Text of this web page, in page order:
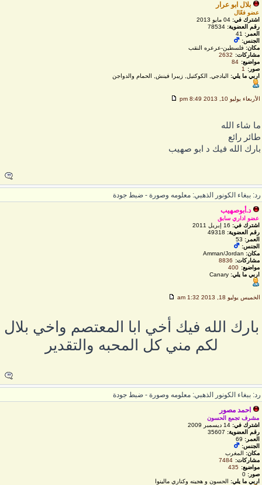
بلال ابو عرار
عضو فعّال
اشترك في:04 مايو 2013
رقم العضوية:78534
العمر: 41
الجنس:
مكان:فلسطين-عرعره النقب
مشاركات:
2632
مواضيع:
84
صور:
اربي ما يلي:البادجي, الكوكتيل, زيبرا فينش, الحمام والدواجن
الأربعاء يوليو 10, 2013 8:49 pm
شاء الله
رائع
الله فيك د ابو صهيب
ببغاء الكونور الذهبي: معلومه وصورة - ضبط جودة
د.أبوصهيب
عضو اداري سابق
اشترك في:16 إبريل 2011
رقم العضوية:49318
العمر: 53
الجنس:
مكان:Amman/Jordan
مشاركات:
8836
مواضيع:
400
اربي ما يلي:Canary
الخميس يوليو 18, 2013 1:32 am
بارك الله فيك أخي ابا المعتصم واخي بلال
لكم مني كل المحبه والتقدير
ببغاء الكونور الذهبي: معلومه وصورة - ضبط جودة
احمد مصور
مشرف تجمع الحسون
اشترك في:14 ديسمبر 2009
رقم العضوية:35607
العمر: 69
الجنس:
مكان:المغرب
مشاركات:
7484
مواضيع:
435
صور: 0
اربي ما يلي:الحسون و هجينه وكناري مالينوا